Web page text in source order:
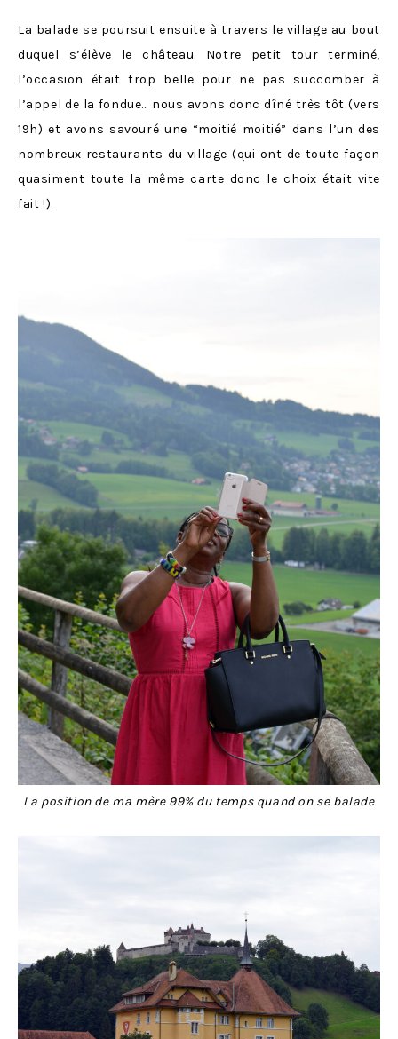
La balade se poursuit ensuite à travers le village au bout
duquel s’élève le château. Notre petit tour terminé,
l’occasion était trop belle pour ne pas succomber à
l’appel de la fondue… nous avons donc dîné très tôt (vers
19h) et avons savouré une “moitié moitié” dans l’un des
nombreux restaurants du village (qui ont de toute façon
quasiment toute la même carte donc le choix était vite
fait !).
La position de ma mère 99% du temps quand on se balade